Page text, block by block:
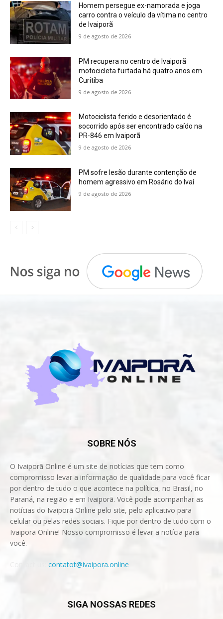
Homem persegue ex-namorada e joga
carro contra o veículo da vítima no centro
de Ivaiporã
9 de agosto de 2026
PM recupera no centro de Ivaiporã
motocicleta furtada há quatro anos em
Curitiba
9 de agosto de 2026
Motociclista ferido e desorientado é
socorrido após ser encontrado caído na
PR-846 em Ivaiporã
9 de agosto de 2026
PM sofre lesão durante contenção de
homem agressivo em Rosário do Ivaí
9 de agosto de 2026
SOBRE NÓS
O Ivaiporã Online é um site de notícias que tem como
compromisso levar a informação de qualidade para você ficar
por dentro de tudo o que acontece na política, no Brasil, no
Paraná, na região e em Ivaiporã. Você pode acompanhar as
notícias do Ivaiporã Online pelo site, pelo aplicativo para
celular ou pelas redes sociais. Fique por dentro de tudo com o
Ivaiporã Online! Nosso compromisso é levar a notícia para
você.
contatot@ivaipora.online
SIGA NOSSAS REDES